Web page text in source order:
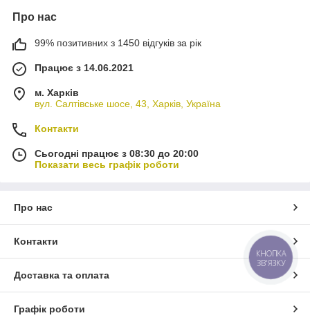
Про нас
99% позитивних з 1450 відгуків за рік
Працює з 14.06.2021
м. Харків
вул. Салтівське шосе, 43, Харків, Україна
Контакти
Сьогодні працює з 08:30 до 20:00
Показати весь графік роботи
Про нас
Контакти
Доставка та оплата
Графік роботи
КНОПКА
ЗВ'ЯЗКУ